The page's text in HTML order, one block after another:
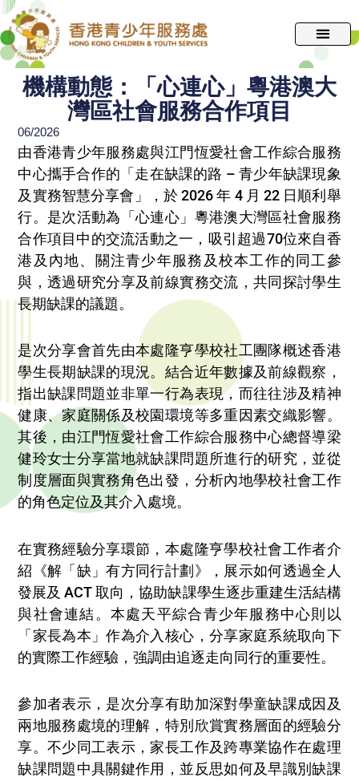
跳
至
主
機構動態：「心連心」粵港澳大
灣區社會服務合作項目
06/2026
由香港青少年服務處與江門恆愛社會工作綜合服務
中心攜手合作的「走在缺課的路 – 青少年缺課現象
及實務智慧分享會」，於 2026 年 4 月 22 日順利舉
行。是次活動為「心連心」粵港澳大灣區社會服務
合作項目中的交流活動之一，吸引超過70位來自香
港及內地、關注青少年服務及校本工作的同工參
與，透過研究分享及前線實務交流，共同探討學生
長期缺課的議題。
是次分享會首先由本處隆亨學校社工團隊概述香港
學生長期缺課的現況。結合近年數據及前線觀察，
指出缺課問題並非單一行為表現，而往往涉及精神
健康、家庭關係及校園環境等多重因素交織影響。
其後，由江門恆愛社會工作綜合服務中心總督導梁
健玲女士分享當地就缺課問題所進行的研究，並從
制度層面與實務角色出發，分析內地學校社會工作
的角色定位及其介入處境。
在實務經驗分享環節，本處隆亨學校社會工作者介
紹《解「缺」有方同行計劃》，展示如何透過全人
發展及 ACT 取向，協助缺課學生逐步重建生活結構
與社會連結。本處天平綜合青少年服務中心則以
「家長為本」作為介入核心，分享家庭系統取向下
的實際工作經驗，強調由追逐走向同行的重要性。
參加者表示，是次分享有助加深對學童缺課成因及
兩地服務處境的理解，特別欣賞實務層面的經驗分
享。不少同工表示，家長工作及跨專業協作在處理
缺課問題中具關鍵作用，並反思如何及早識別缺課